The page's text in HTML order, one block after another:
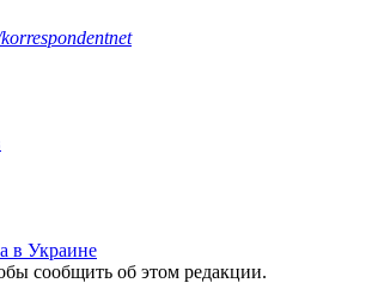
в Украине
сообщить об этом редакции.